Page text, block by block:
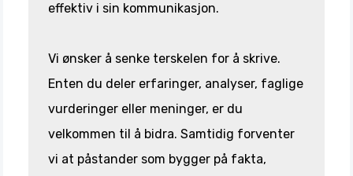
effektiv i sin kommunikasjon.
Vi ønsker å senke terskelen for å skrive.
Enten du deler erfaringer, analyser, faglige
vurderinger eller meninger, er du
velkommen til å bidra. Samtidig forventer
vi at påstander som bygger på fakta,